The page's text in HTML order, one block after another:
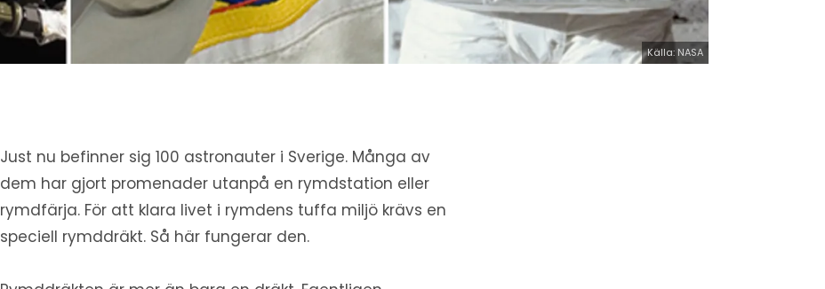
Källa: NASA
Just nu befinner sig 100 astronauter i Sverige. Många av
dem har gjort promenader utanpå en rymdstation eller
rymdfärja. För att klara livet i rymdens tuffa miljö krävs en
speciell rymddräkt. Så här fungerar den.